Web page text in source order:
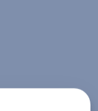
kuvaus -